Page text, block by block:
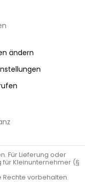
ändern
Für Lieferung oder
Kleinunternehmer (§
Rechte vorbehalten.